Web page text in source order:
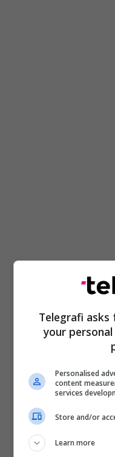
Telegrafi
your
Personalised
content
services
Store and/or
Learn more